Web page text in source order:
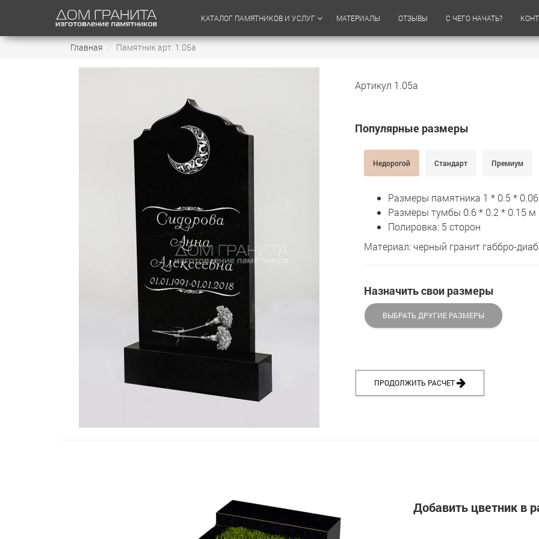
КАТАЛОГ ПАМЯТНИКОВ И УСЛУГ МАТЕРИАЛЫ ОТЗЫВЫ С ЧЕГО НАЧАТЬ?
Главная Памятник арт. 1.05а
Артикул 1.05а
Популярные размеры
Недорогой Стандарт Премиум
Размеры памятника 1 * 0.5 *
Размеры тумбы 0.6 * 0.2 * 0.15 м
Полировка: 5 сторон
Материал: черный гранит габбро-
Назначить свои размеры
ВЫБРАТЬ ДРУГИЕ РАЗМЕРЫ
ПРОДОЛЖИТЬ РАСЧЕТ
Добавить цветник в